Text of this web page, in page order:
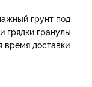
грунт под
грядки гранулы
время доставки